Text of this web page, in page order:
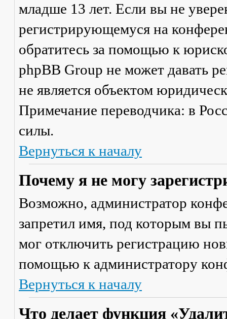
младше 13 лет. Если вы не
регистрирующемуся на
обратитесь за помощью к
phpBB Group не может давать
не является объектом
Примечание переводчика: в
силы.
Вернуться к началу
Почему я не могу
Возможно, администратор
запретил имя, под которым вы
мог отключить регистрацию
помощью к администратору
Вернуться к началу
Что делает функция